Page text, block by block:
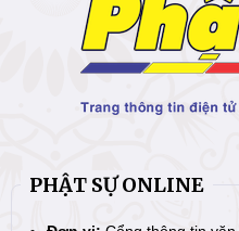
PHẬT SỰ ONLINE